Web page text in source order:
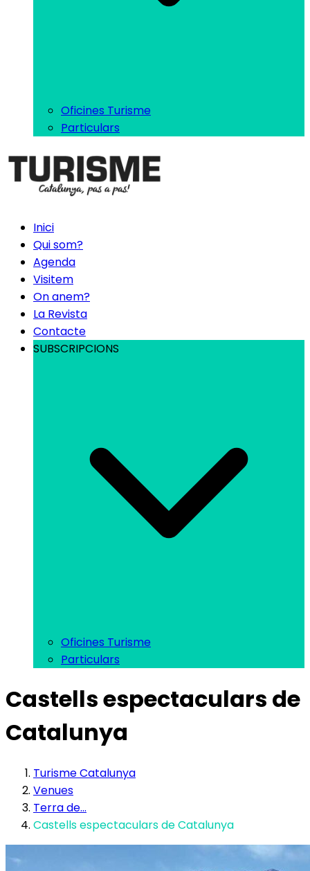
Oficines Turisme
Particulars
Inici
Qui som?
Agenda
Visitem
On anem?
La Revista
Contacte
SUBSCRIPCIONS
Oficines Turisme
Particulars
Castells espectaculars de
Catalunya
Turisme Catalunya
Venues
Terra de...
Castells espectaculars de Catalunya